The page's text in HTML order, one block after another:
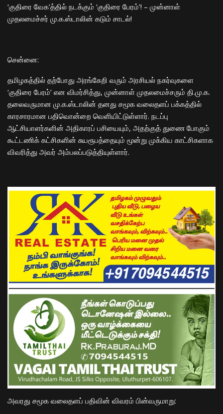
‘குதிரை வேக’த்தில் நடக்கும் ‘குதிரை பேரம்’! – முன்னாள்
முதலமைச்சர் மு.க.ஸ்டாலின் கடும் சாடல்!
​சென்னை:
தமிழகத்தில் தற்போது அரங்கேறி வரும் அரசியல் நகர்வுகளை
‘குதிரை பேரம்’ என விமர்சித்து, முன்னாள் முதலமைச்சரும் தி.மு.க.
தலைவருமான மு.க.ஸ்டாலின் தனது சமூக வலைதளப் பக்கத்தில்
காரசாரமான பதிவொன்றை வெளியிட்டுள்ளார். நடப்பு
ஆட்சியாளர்களின் அதிகாரப் பசியையும், அதற்குத் துணை போகும்
கூட்டணிக் கட்சிகளின் சுயரூபத்தையும் மூன்று முக்கிய காட்சிகளாக
விவரித்து அவர் அம்பலப்படுத்தியுள்ளார்.
​அவரது சமூக வலைதளப் பதிவின் விவரம் பின்வருமாறு: